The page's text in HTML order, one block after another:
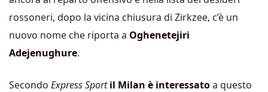
rossoneri, dopo la vicina chiusura di Zirkzee, c’è un
nuovo nome che riporta a Oghenetejiri
Adejenughure.
Secondo Express Sport il Milan è interessatoa questo